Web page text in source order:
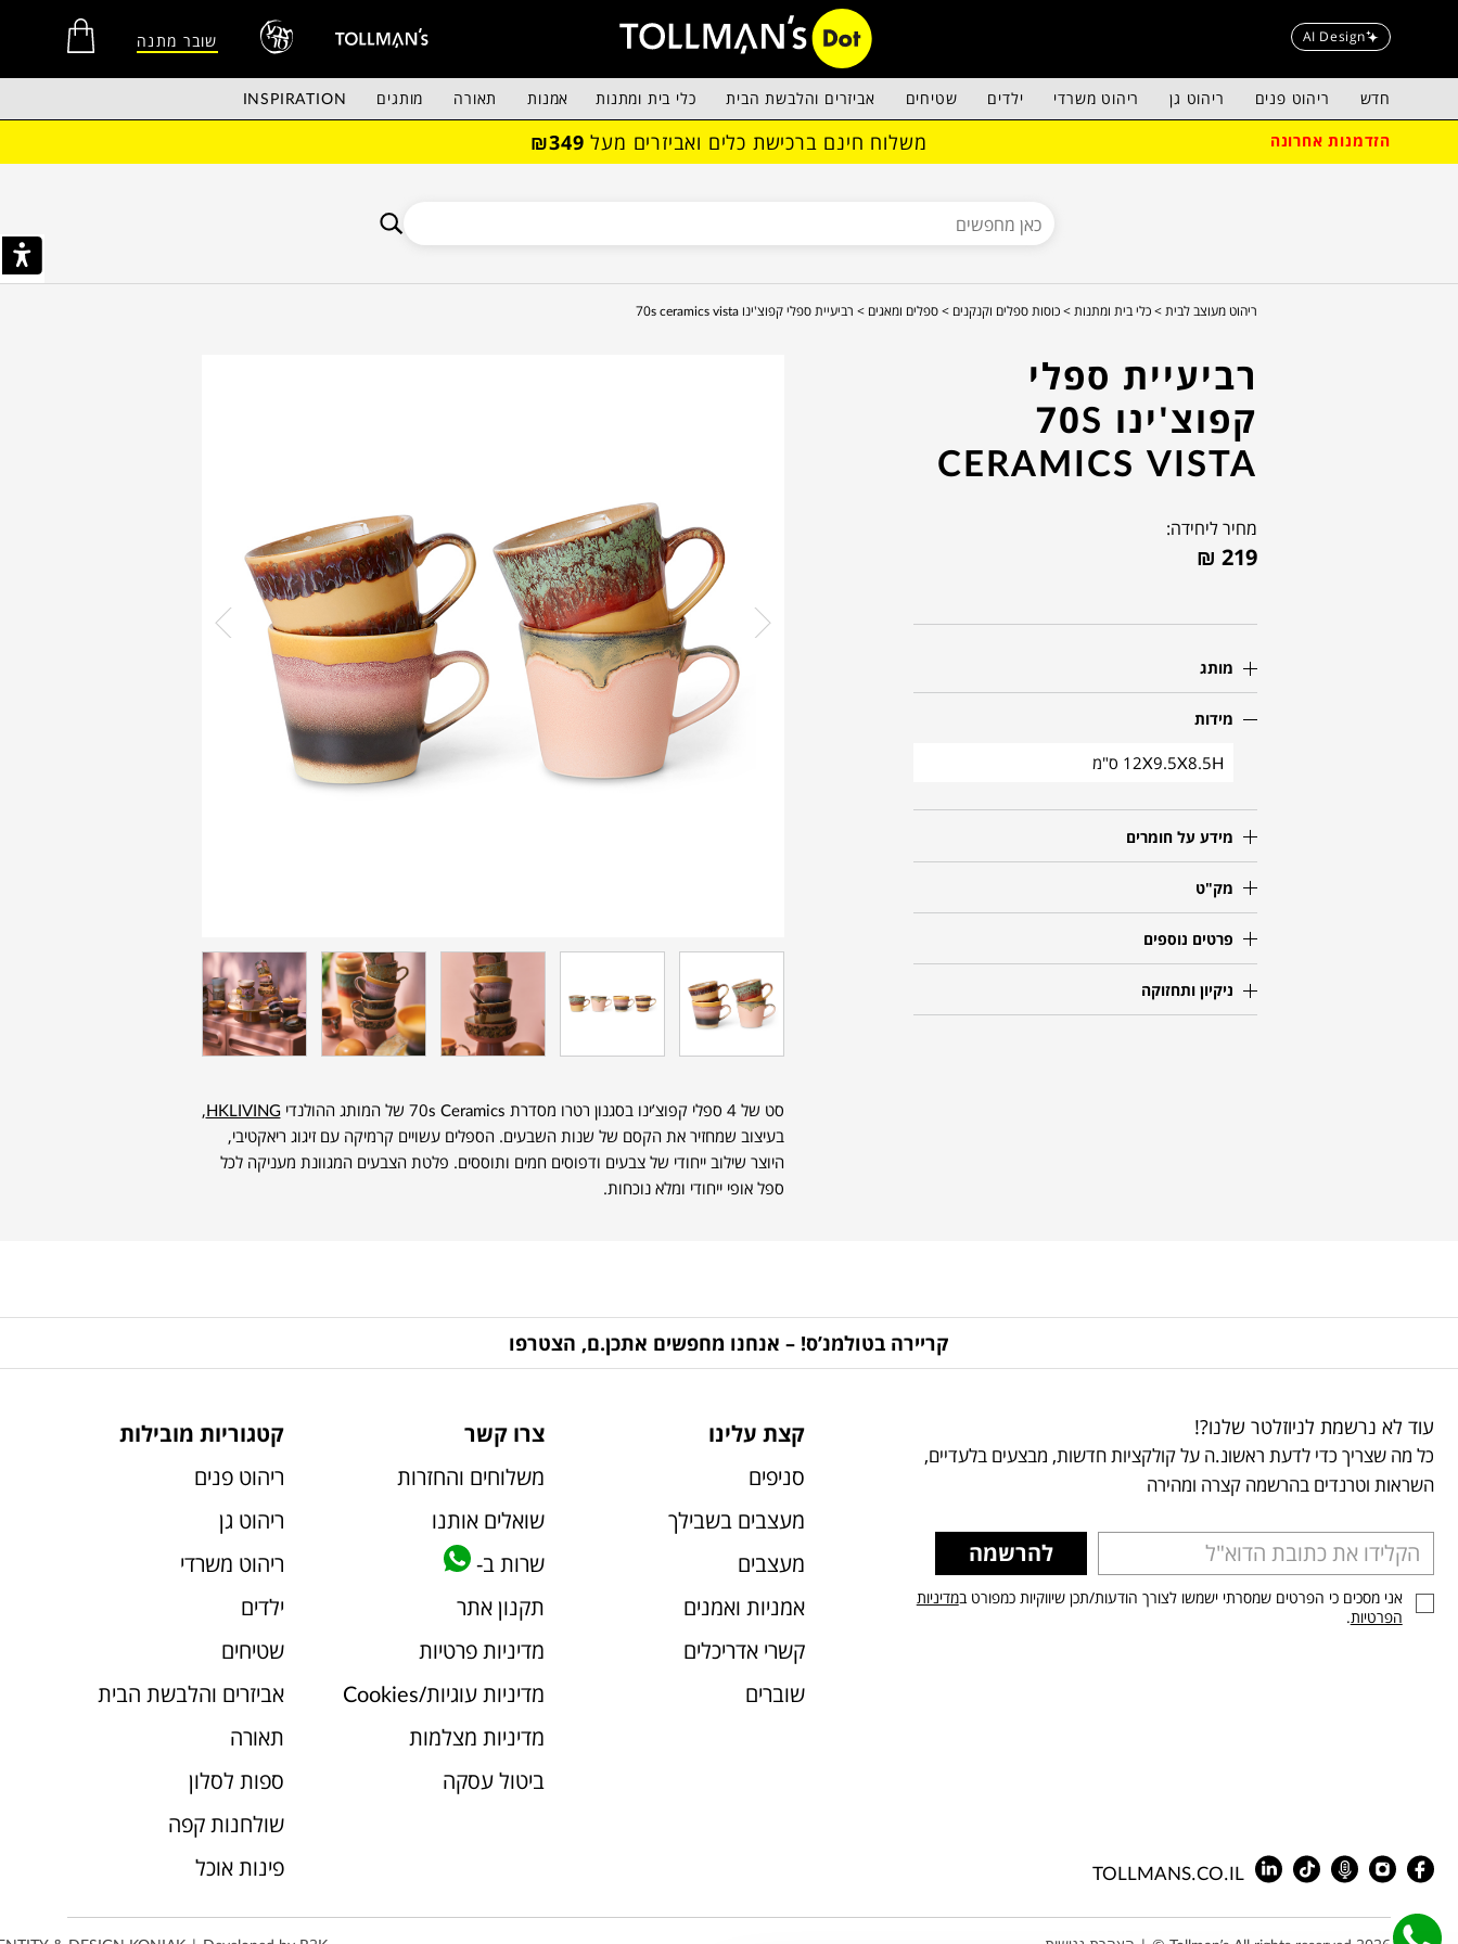
AI Design שובר מתנה
חדש ריהוט פנים ריהוט גן ריהוט משרדי ילדים שטיחים אביזרים והלבשת הבית כלי בית ומתנות אמנות תאורה מותגים INSPIRATION
הזדמנות אחרונה משלוח חינם ברכישת כלים ואביזרים מעל ₪349
ריהוט מעוצב לבית > כלי בית ומתנות > כוסות ספלים וקנקנים > ספלים ומאגים > רביעיית ספלי קפוצ'ינו 70s ceramics vista
רביעיית ספלי
קפוצ'ינו 70S
CERAMICS VISTA
מחיר ליחידה:
₪ 219
מותג
מידות
12X9.5X8.5H ס"מ
מידע על חומרים
מק"ט
פרטים נוספים
ניקיון ותחזוקה
סט של 4 ספלי קפוצ’ינו בסגנון רטרו מסדרת 70s Ceramics של המותג ההולנדי HKLIVING
,
בעיצוב שמחזיר את הקסם של שנות השבעים. הספלים עשויים קרמיקה עם זיגוג ריאקטיבי,
היוצר שילוב ייחודי של צבעים ודפוסים חמים ותוססים. פלטת הצבעים המגוונת מעניקה לכל
ספל אופי ייחודי ומלא נוכחות.
קריירה בטולמנ’ס! – אנחנו מחפשים אתכן.ם, הצטרפו
עוד לא נרשמת לניוזלטר שלנו?!
כל מה שצריך כדי לדעת ראשונ.ה על קולקציות חדשות, מבצעים בלעדיים,
השראות וטרנדים בהרשמה קצרה ומהירה
להרשמה
אני מסכים כי הפרטים שמסרתי ישמשו לצורך הודעות/תכן שיווקיות כמפורט במדיניות
הפרטיות.
TOLLMANS.CO.IL
קצת עלינו
סניפים
מעצבים בשבילך
מעצבים
אמניות ואמנים
קשרי אדריכלים
שוברים
צרו קשר
משלוחים והחזרות
שואלים אותנו
שרות ב-
תקנון אתר
מדיניות פרטיות
מדיניות עוגיות/Cookies
מדיניות מצלמות
ביטול עסקה
קטגוריות מובילות
ריהוט פנים
ריהוט גן
ריהוט משרדי
ילדים
שטיחים
אביזרים והלבשת הבית
תאורה
ספות לסלון
שולחנות קפה
פינות אוכל